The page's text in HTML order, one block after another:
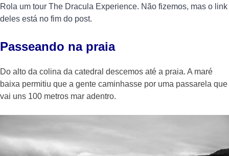
Rola um tour The Dracula Experience. Não fizemos, mas o link
deles está no fim do post.
Passeando na praia
Do alto da colina da catedral descemos até a praia. A maré
baixa permitiu que a gente caminhasse por uma passarela que
vai uns 100 metros mar adentro.